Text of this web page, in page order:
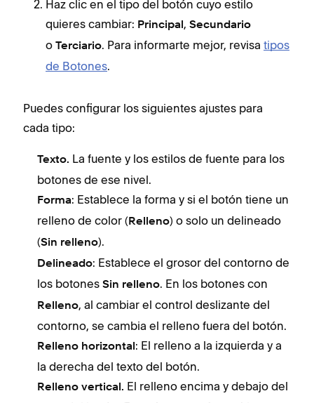
Haz clic en el tipo del botón cuyo estilo
quieres cambiar: Principal, Secundario
o Terciario. Para informarte mejor, revisa tipos
de Botones.
Puedes configurar los siguientes ajustes para
cada tipo:
Texto. La fuente y los estilos de fuente para los
botones de ese nivel.
Forma: Establece la forma y si el botón tiene un
relleno de color (Relleno) o solo un delineado
(Sin relleno).
Delineado: Establece el grosor del contorno de
los botones Sin relleno. En los botones con
Relleno, al cambiar el control deslizante del
contorno, se cambia el relleno fuera del botón.
Relleno horizontal: El relleno a la izquierda y a
la derecha del texto del botón.
Relleno vertical. El relleno encima y debajo del